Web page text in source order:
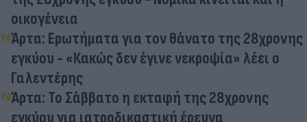
οικογένεια
Άρτα: Eρωτήματα για τον θάνατο της 28χρονης
εγκύου - «Κακώς δεν έγινε νεκροψία» λέει ο
Γαλεντέρης
Άρτα: Το Σάββατο η εκταφή της 28χρονης
εγκύου για ιατροδικαστική έρευνα